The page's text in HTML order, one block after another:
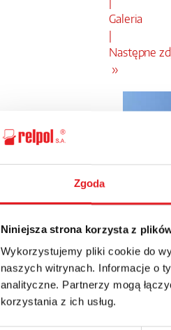
Zgoda
Niniejsza strona korzysta z
Wykorzystujemy pliki cookie do
naszych witrynach. Informacje o
analityczne. Partnerzy mogą
korzystania z ich usług.
Galeria
Następne
»